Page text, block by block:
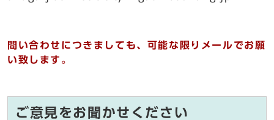
問い合わせにつきましても、可能な限りメールでお願
い致します。
ご意見をお聞かせください